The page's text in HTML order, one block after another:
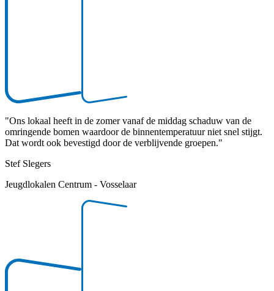
"Ons lokaal heeft in de zomer vanaf de middag schaduw van de
omringende bomen waardoor de binnentemperatuur niet snel stijgt.
Dat wordt ook bevestigd door de verblijvende groepen."
Stef Slegers
Jeugdlokalen Centrum - Vosselaar